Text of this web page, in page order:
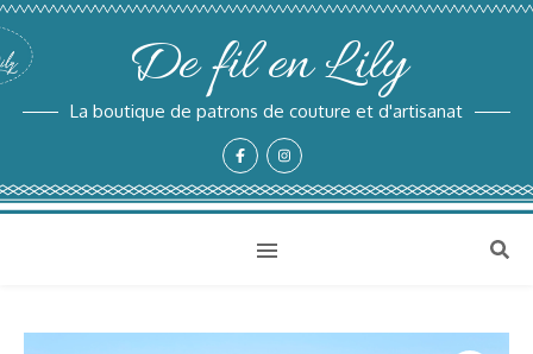
De fil en Lily
La boutique de patrons de couture et d'artisanat